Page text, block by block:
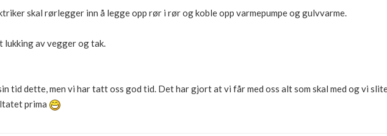
skal rørlegger inn å legge opp rør i rør og koble opp varmepumpe og gulvvarme.
lukking av vegger og tak.
tid dette, men vi har tatt oss god tid. Det har gjort at vi får med oss alt som skal med og vi
prima